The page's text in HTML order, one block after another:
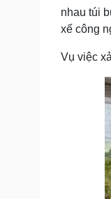
Dinh
Cây thuốc
Sản phụ
Làm đẹp
Phòng
Ăn sạch
Cải chính
nhau túi
xế công
Vụ việc